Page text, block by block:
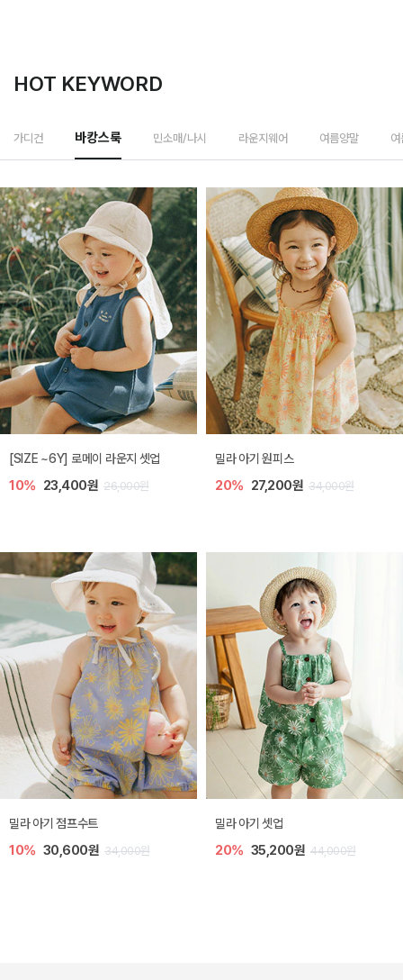
HOT KEYWORD
가디건 바캉스룩 민소매/나시 라운지웨어 여름양말
엘리오 아기 블라우스
20% 21,600원 27,000원
엘로디 니트 아기 뷔스티에
20% 21,600원 27,000원
토닉 아기 민소매 티셔츠
20% 11,200원 14,000원
베티 니트 아기 민소매 티셔츠
10% 24,300원 27,000원